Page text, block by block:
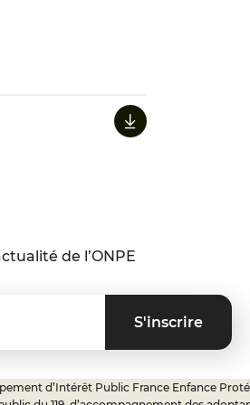
de l’ONPE
d’Intérêt Public France Enfance